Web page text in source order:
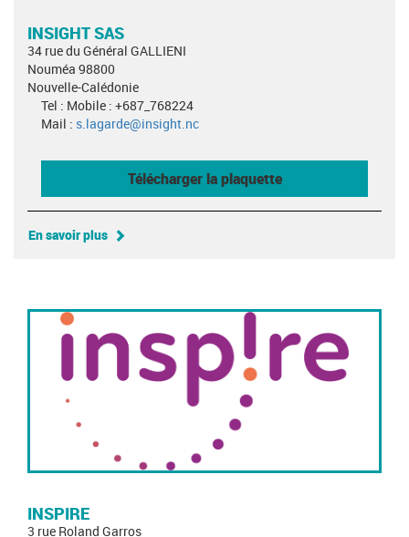
INSIGHT SAS
34 rue du Général GALLIENI
Nouméa 98800
Nouvelle-Calédonie
Tel : Mobile : +687_768224
Mail : s.lagarde@insight.nc
Télécharger la plaquette
En savoir plus
INSPIRE
3 rue Roland Garros